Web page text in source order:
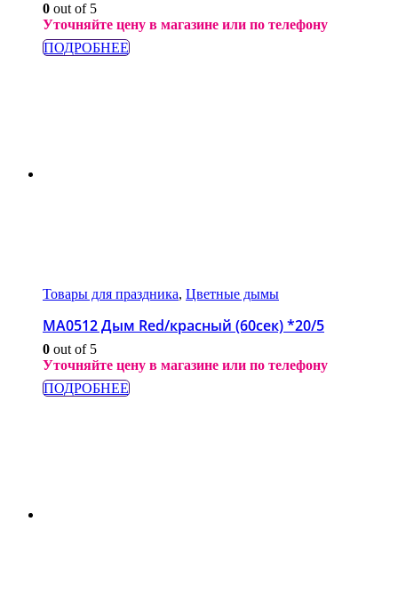
0 out of 5
Уточняйте цену в магазине или по телефону
ПОДРОБНЕЕ
Товары для праздника, Цветные дымы
МА0512 Дым Red/красный (60сек) *20/5
0 out of 5
Уточняйте цену в магазине или по телефону
ПОДРОБНЕЕ